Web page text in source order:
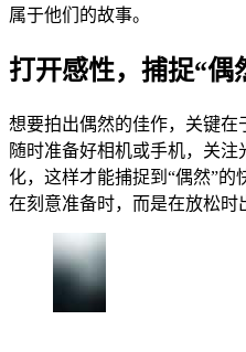
属于他们的故事。
打开感性，捕捉“偶
想要拍出偶然的佳作，关键在
随时准备好相机或手机，关
化，这样才能捕捉到“偶然”
在刻意准备时，而是在放松时